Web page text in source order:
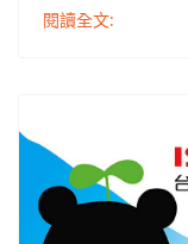
閱讀全文: